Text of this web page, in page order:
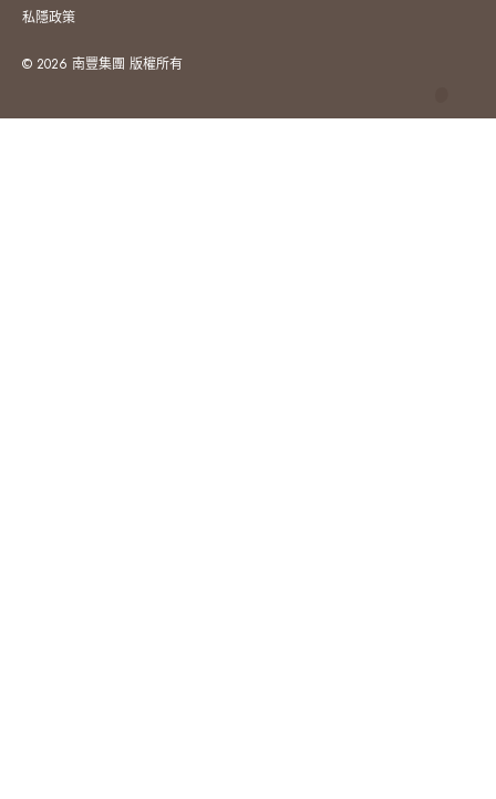
私隱政策
© 2026 南豐集團 版權所有